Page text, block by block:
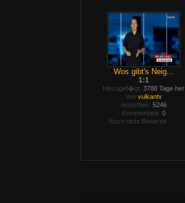
Wos gibt's Neig...
1:1
Hinzugef�gt: 3788 Tage her
Von vulkantv
Ansichten: 5246
Kommentare: 0
Noch nicht Bewertet